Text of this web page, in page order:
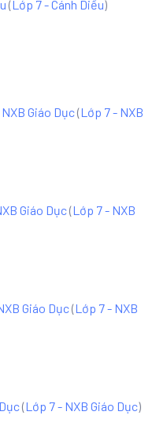
(Lớp 7 - Cánh Diều)
Giáo Dục(Lớp 7 - NXB
Giáo Dục(Lớp 7 - NXB
Giáo Dục(Lớp 7 - NXB
(Lớp 7 - NXB Giáo Dục)